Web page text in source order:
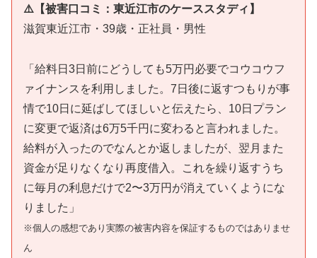
⚠️【被害口コミ：東近江市のケーススタディ】
滋賀東近江市・39歳・正社員・男性
「給料日3日前にどうしても5万円必要でコウコウフ
ァイナンスを利用しました。7日後に返すつもりが事
情で10日に延ばしてほしいと伝えたら、10日プラン
に変更で返済は6万5千円に変わると言われました。
給料が入ったのでなんとか返しましたが、翌月また
資金が足りなくなり再度借入。これを繰り返すうち
に毎月の利息だけで2〜3万円が消えていくようにな
りました」
※個人の感想であり実際の被害内容を保証するものではありませ
ん